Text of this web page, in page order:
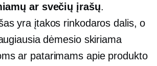
ar svečių įrašų.
yra įtakos rinkodaros dalis, o
dėmesio skiriama
ar patarimams apie produkto